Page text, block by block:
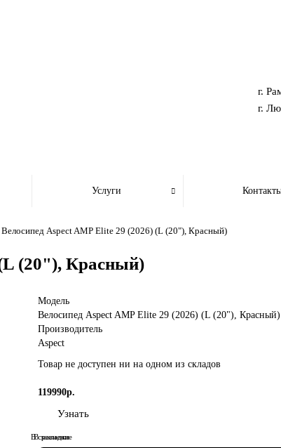
г.
г.
Услуги
Велосипед Aspect AMP Elite 29 (2026) (L (20"), Красный)
(20"), Красный)
Модель
Велосипед Aspect AMP Elite 29 (2026) (L (20"), Красный)
Производитель
Aspect
Товар не доступен ни на одном из складов
119990р.
Узнать
В закладки
В сравнение